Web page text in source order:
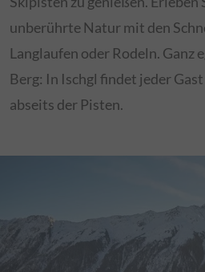
unberührte Natur mit den
Langlaufen oder Rodeln. Ganz
Berg: In Ischgl findet jeder
abseits der Pisten.